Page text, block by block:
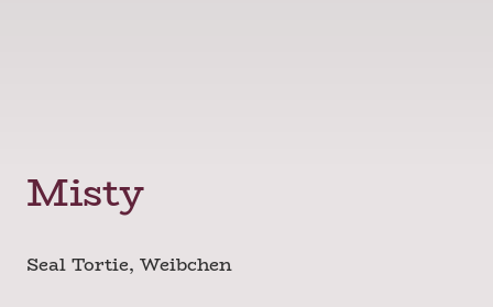
Misty
Seal Tortie, Weibchen